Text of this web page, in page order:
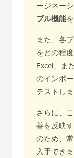
ージネー
ブル機能
また、各
をどの程
Excel、ま
のインポ
テストしま
さらに、
善を反映
のため、
入手できま